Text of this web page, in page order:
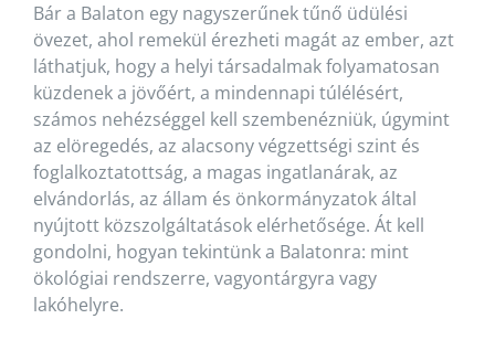
Bár a Balaton egy nagyszerűnek tűnő üdülési
övezet, ahol remekül érezheti magát az ember, azt
láthatjuk, hogy a helyi társadalmak folyamatosan
küzdenek a jövőért, a mindennapi túlélésért,
számos nehézséggel kell szembenézniük, úgymint
az elöregedés, az alacsony végzettségi szint és
foglalkoztatottság, a magas ingatlanárak, az
elvándorlás, az állam és önkormányzatok által
nyújtott közszolgáltatások elérhetősége. Át kell
gondolni, hogyan tekintünk a Balatonra: mint
ökológiai rendszerre, vagyontárgyra vagy
lakóhelyre.